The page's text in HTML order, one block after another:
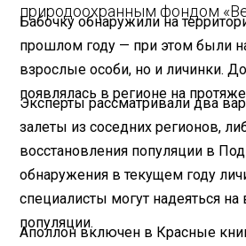
природоохранным фондом
Бабочку обнаружили на
прошлом году — при этом были
взрослые особи, но и личинки.
появлялась в регионе на
Эксперты рассматривали два
залеты из соседних регионов,
восстановления популяции в
обнаружения в текущем году
специалисты могут надеяться на
популяции.
Аполлон включен в Красные